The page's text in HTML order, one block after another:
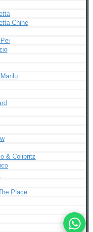
Chine
& Colibritz
Place